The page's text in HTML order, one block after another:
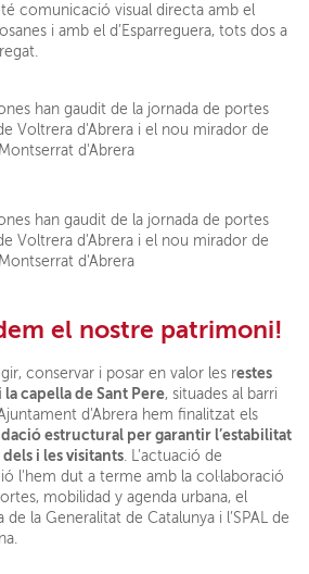
té comunicació visual directa amb el
i amb el d’Esparreguera, tots dos a
el nostre patrimoni!
conservar i posar en valor les restes
capella de Sant Pere, situades al barri
d'Abrera hem finalitzat els
estructural per garantir l’estabilitat
i les visitants . L'actuació de
l'hem dut a terme amb la col·laboració
mobilidad y agenda urbana, el
la Generalitat de Catalunya i l’SPAL de